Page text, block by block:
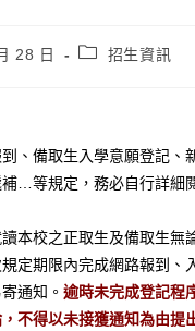
28 日 招生資訊
、備取生入學意願登記、
…等規定，務必自行詳細
本校之正取生及備取生無
定期限內完成網路報到、
通知。逾時未完成登記程
不得以未接獲通知為由提